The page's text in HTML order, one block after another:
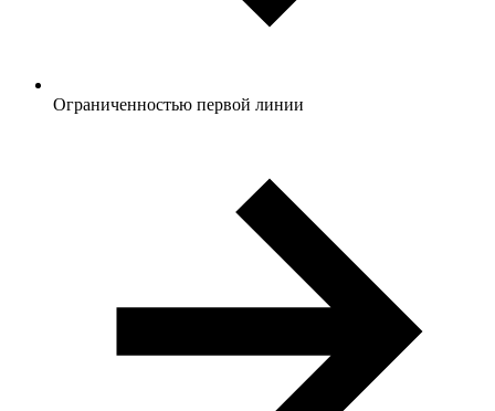
Ограниченностью первой линии